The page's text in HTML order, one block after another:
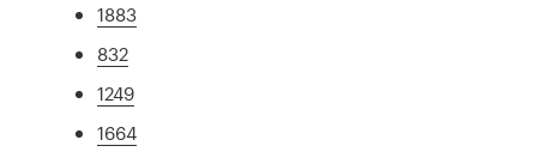
1883
832
1249
1664